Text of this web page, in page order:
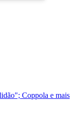
Coppola e mais